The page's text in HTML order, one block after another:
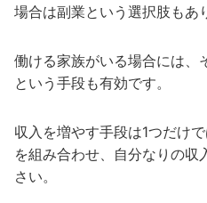
場合は副業という選択肢もあ
働ける家族がいる場合には、
という手段も有効です。
収入を増やす手段は1つだけ
を組み合わせ、自分なりの
さい。